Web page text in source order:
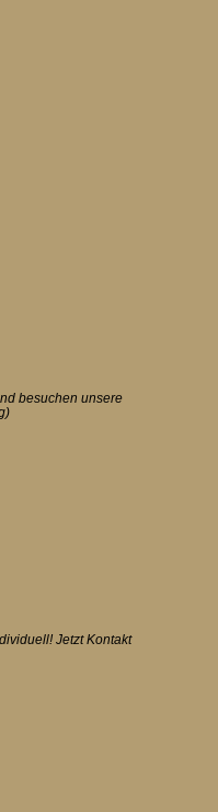
besuchen unsere
Jetzt Kontakt